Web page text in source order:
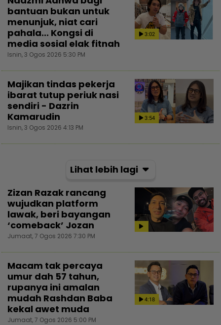
3:02
bantuan bukan untuk
menunjuk, niat cari
pahala... Kongsi di
media sosial elak fitnah
Isnin, 3 Ogos 2026 5:30 PM
3:54
Majikan tindas pekerja
ibarat tutup periuk nasi
sendiri - Dazrin
Kamarudin
Isnin, 3 Ogos 2026 4:13 PM
Lihat lebih lagi
Zizan Razak rancang
wujudkan platform
lawak, beri bayangan
‘comeback’ Jozan
Jumaat, 7 Ogos 2026 7:30 PM
4:18
Macam tak percaya
umur dah 57 tahun,
rupanya ini amalan
mudah Rashdan Baba
kekal awet muda
Jumaat, 7 Ogos 2026 5:00 PM